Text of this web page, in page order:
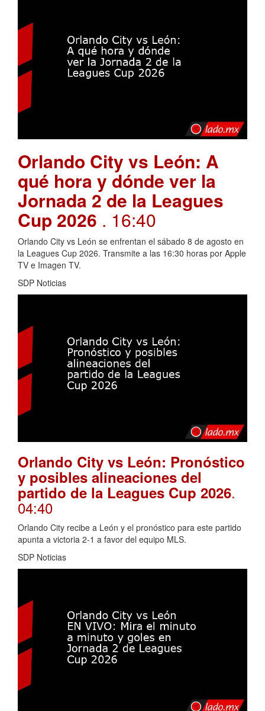
Orlando City vs León: A
qué hora y dónde ver la
Jornada 2 de la Leagues
Cup 2026 . 16:40
Orlando City vs León se enfrentan el sábado 8 de agosto en
la Leagues Cup 2026. Transmite a las 16:30 horas por Apple
TV e Imagen TV.
SDP Noticias
Orlando City vs León: Pronóstico
y posibles alineaciones del
partido de la Leagues Cup 2026.
04:40
Orlando City recibe a León y el pronóstico para este partido
apunta a victoria 2-1 a favor del equipo MLS.
SDP Noticias